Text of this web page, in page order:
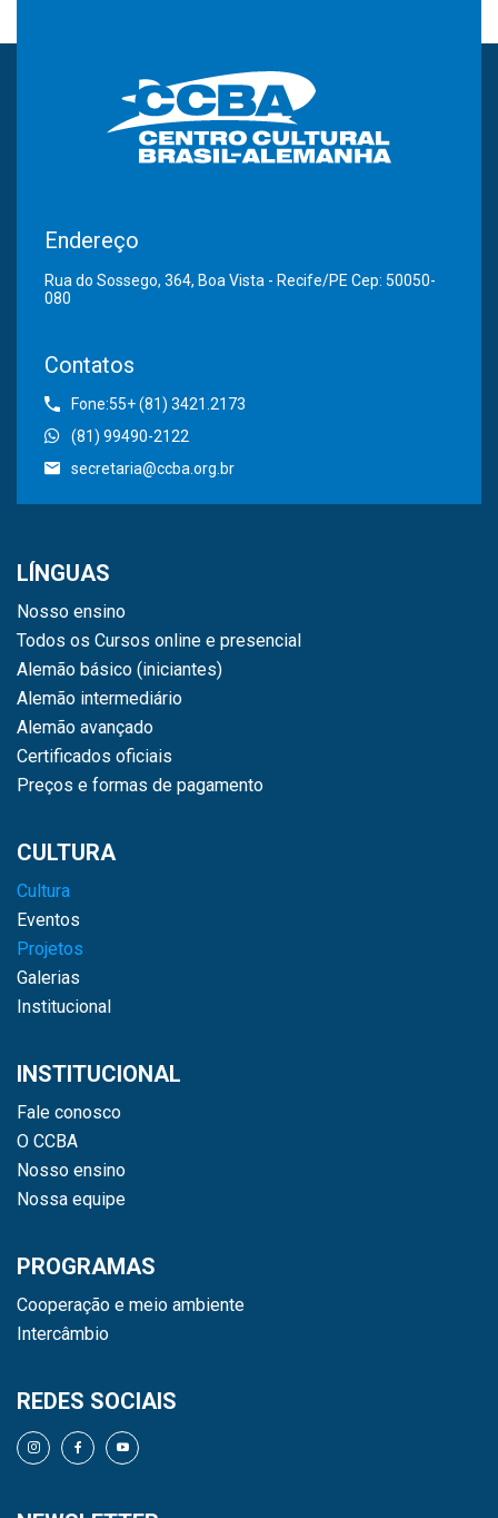
Endereço
Rua do Sossego, 364, Boa Vista - Recife/PE Cep: 50050-
080
Contatos
Fone:55+ (81) 3421.2173
(81) 99490-2122
secretaria@ccba.org.br
LÍNGUAS
Nosso ensino
Todos os Cursos online e presencial
Alemão básico (iniciantes)
Alemão intermediário
Alemão avançado
Certificados oficiais
Preços e formas de pagamento
CULTURA
Cultura
Eventos
Projetos
Galerias
Institucional
INSTITUCIONAL
Fale conosco
O CCBA
Nosso ensino
Nossa equipe
PROGRAMAS
Cooperação e meio ambiente
Intercâmbio
REDES SOCIAIS